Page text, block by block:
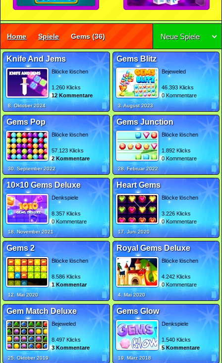
Home Spiele Gems(36) Neue Spiele
Knife And Jems
Blöcke löschen
1.260 Klicks
12 Kommentare
8. Oktober 2024
Gems Blitz
Bejeweled
46.393 Klicks
0 Kommentare
3. August 2023
Gems Pop
Blöcke löschen
57.123 Klicks
2 Kommentare
30. September 2022
Gems Junction
Blöcke löschen
1.892 Klicks
0 Kommentare
28. Februar 2022
10×10 Gems Deluxe
Denkspiele
8.357 Klicks
0 Kommentare
18. November 2021
Heart Gems
Blöcke löschen
3.226 Klicks
0 Kommentare
17. Juni 2020
Gems 2
Blöcke löschen
8.586 Klicks
1 Kommentar
12. Mai 2020
Royal Gems Deluxe
Blöcke löschen
4.242 Klicks
0 Kommentare
4. Mai 2020
Gem Match Deluxe
Bejeweled
8.497 Klicks
3 Kommentare
25. Oktober 2019
Gems Glow
Denkspiele
1.540 Klicks
5 Kommentare
19. März 2018